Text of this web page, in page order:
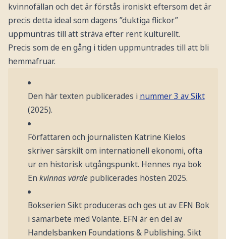
kvinnofällan och det är förstås ironiskt eftersom det är
precis detta ideal som dagens ”duktiga flickor”
uppmuntras till att sträva efter rent kulturellt.
Precis som de en gång i tiden uppmuntrades till att bli
hemmafruar.
Den här texten publicerades i nummer 3 av Sikt
(2025).
Författaren och journalisten Katrine Kielos
skriver särskilt om internationell ekonomi, ofta
ur en historisk utgångspunkt. Hennes nya bok
En kvinnas värdepublicerades hösten 2025.
Bokserien Sikt produceras och ges ut av EFN Bok
i samarbete med Volante. EFN är en del av
Handelsbanken Foundations & Publishing. Sikt